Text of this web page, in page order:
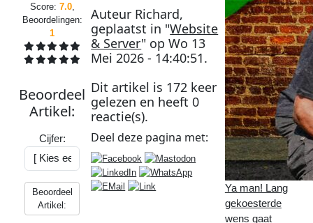
Score: 7.0,
Beoordelingen:
1
Beoordeel
Artikel:
Cijfer:
Beoordeel
Artikel:
Auteur Richard,
geplaatst in "Website
& Server" opWo 13
Mei 2026 - 14:40:51.
Dit artikel is 172 keer
gelezen en heeft0
reactie(s).
Deel deze pagina met:
Ya man! Lang
gekoesterde
wens gaat